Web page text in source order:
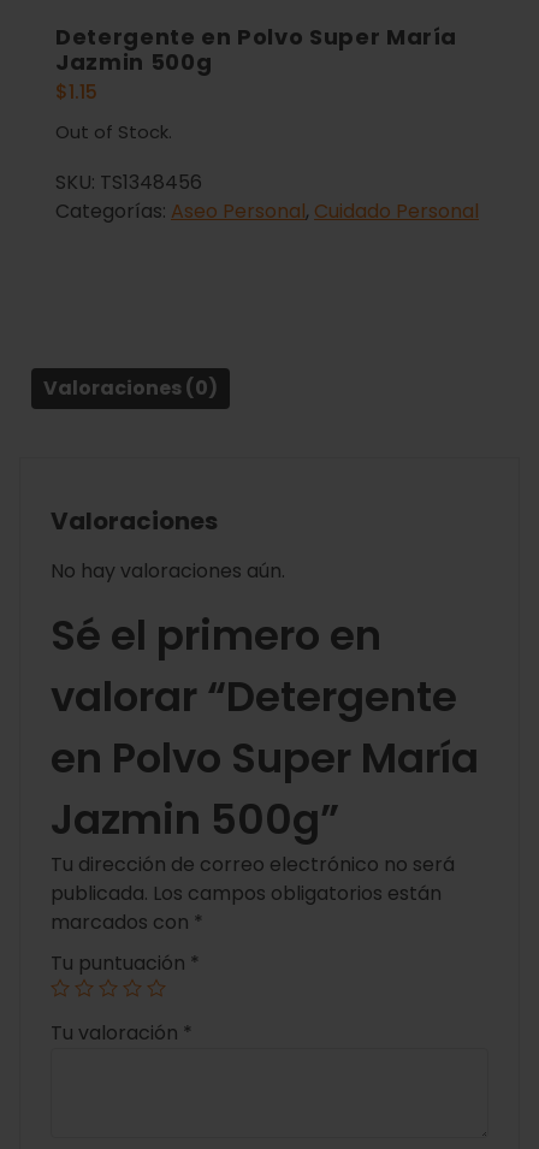
Detergente en Polvo Super María
Jazmin 500g
$1.15
Out of Stock.
SKU: TS1348456
Categorías: Aseo Personal, Cuidado Personal
Valoraciones (0)
Valoraciones
No hay valoraciones aún.
Sé el primero en
valorar “Detergente
en Polvo Super María
Jazmin 500g”
Tu dirección de correo electrónico no será
publicada. Los campos obligatorios están
marcados con *
Tu puntuación *
Tu valoración *